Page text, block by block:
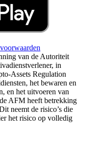
van de Autoriteit
in
Assets Regulation
het bewaren en
en het uitvoeren van
AFM heeft betrekking
neemt de risico’s die
het risico op volledig